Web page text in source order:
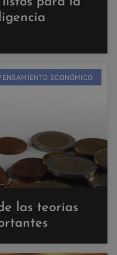
ECONÓMICO
las teorías